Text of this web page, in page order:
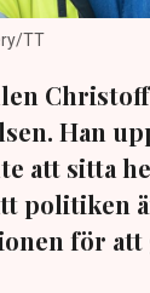
TT
Han
att sitta
politiken
för att